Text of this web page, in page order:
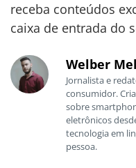
receba conteúdos
caixa de entrada do
Welber
Jornalista e
consumidor.
sobre
eletrônicos
tecnologia em
pessoa.